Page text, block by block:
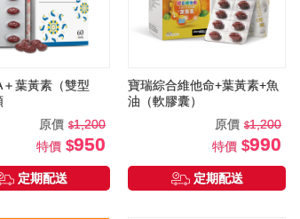
葉黃素（雙型
原價
1,200
特價
950
定期配送
寶瑞綜合維他命+葉黃素+魚
油（軟膠囊）
原價
1,200
特價
990
定期配送